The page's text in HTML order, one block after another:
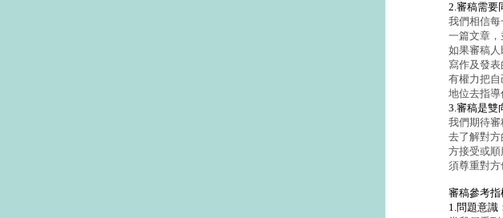
2.審稿需要
我們相信
一篇文章，
如果審稿
寫作及發
有權力把
地位去指導
3.審稿是雙
我們期待
去了解對
方接受或
須尊重對方
審稿參考指
1.問題意識